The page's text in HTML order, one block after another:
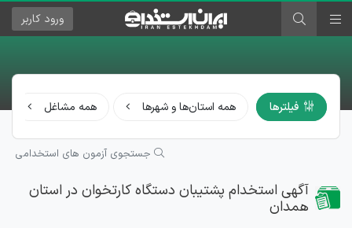
ورود کاربر
فیلترها همه استان‌ها و شهرها همه مشاغل
جستجوی آزمون های استخدامی
آگهی استخدام پشتیبان دستگاه کارتخوان در استان
همدان